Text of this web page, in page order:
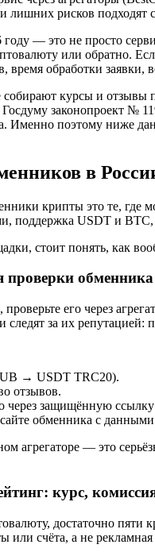
лишних рисков
— это не просто
или обратно.
время обработки
собирают курсы и
Госдуму законопроект
Именно поэтому ниже
в
крипты это те, где
поддержка USDT и
стоит понять, как
проверки обменника
его через
следят за их
→ USDT TRC20).
отзывов.
через защищённую
обменника с
агрегаторе — это
курс,
достаточно
или счёта, а не